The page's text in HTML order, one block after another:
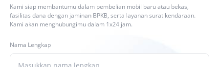
Kami siap membantumu dalam pembelian mobil baru atau bekas,
fasilitas dana dengan jaminan BPKB, serta layanan surat kendaraan.
Kami akan menghubungimu dalam 1x24 jam.
Nama Lengkap